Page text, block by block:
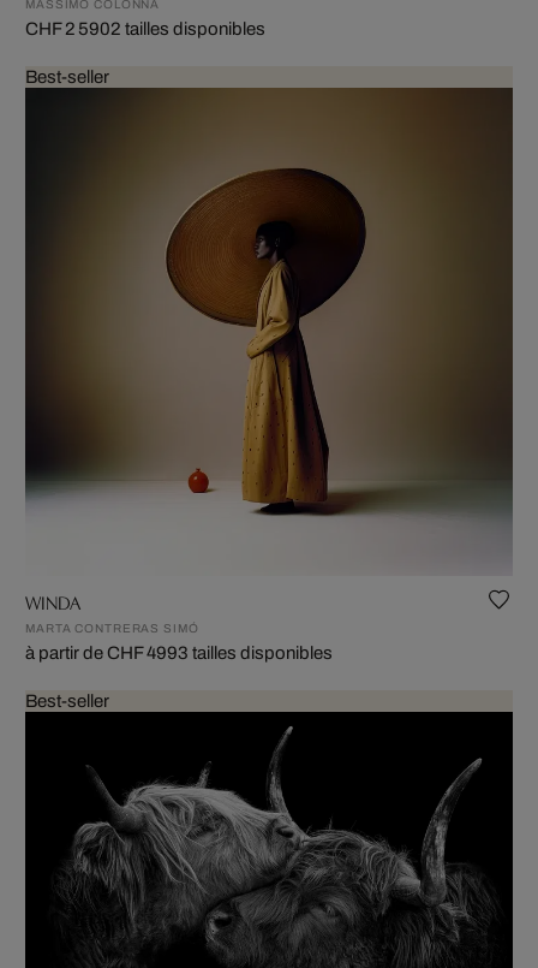
MASSIMO COLONNA
CHF 2 5902 tailles disponibles
Best-seller
WINDA
MARTA CONTRERAS SIMÓ
à partir de CHF 4993 tailles disponibles
Best-seller